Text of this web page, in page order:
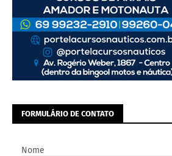
FORMULÁRIO DE CONTATO
Nome